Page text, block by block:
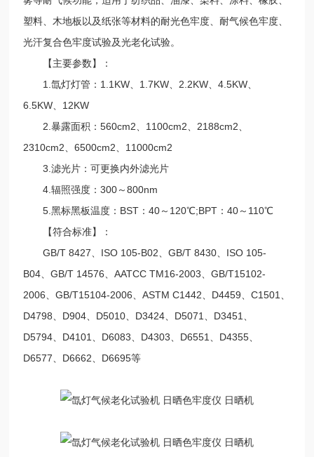
塑料、木地板以及纸张等材料的耐光色牢度、耐气候色牢度、
光汗复合色牢度试验及光老化试验。
【主要参数】：
1.氙灯灯管：1.1KW、1.7KW、2.2KW、4.5KW、
6.5KW、12KW
2.暴露面积：560cm2、1100cm2、2188cm2、
2310cm2、6500cm2、11000cm2
3.滤光片：可更换内外滤光片
4.辐照强度：300～800nm
5.黑标黑板温度：BST：40～120℃;BPT：40～110℃
【符合标准】：
GB/T 8427、ISO 105-B02、GB/T 8430、ISO 105-
B04、GB/T 14576、AATCC TM16-2003、GB/T15102-
2006、GB/T15104-2006、ASTM C1442、D4459、C1501、
D4798、D904、D5010、D3424、D5071、D3451、
D5794、D4101、D6083、D4303、D6551、D4355、
D6577、D6662、D6695等